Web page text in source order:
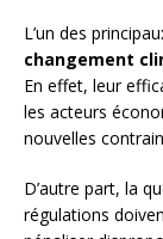
L’un des
changement
En effet, leur
les acteurs
nouvelles
D’autre part, la
régulations